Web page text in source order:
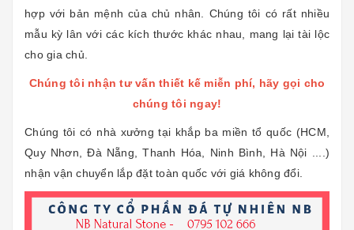
hợp với bản mệnh của chủ nhân. Chúng tôi có rất nhiều
mẫu kỳ lân với các kích thước khác nhau, mang lại tài lộc
cho gia chủ.
Chúng tôi nhận tư vấn thiết kế miễn phí, hãy gọi cho
chúng tôi ngay!
Chúng tôi có nhà xưởng tại khắp ba miền tổ quốc (HCM,
Quy Nhơn, Đà Nẵng, Thanh Hóa, Ninh Bình, Hà Nội ....)
nhận vận chuyển lắp đặt toàn quốc với giá không đổi.